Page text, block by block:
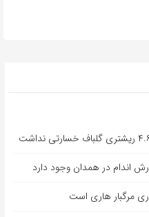
اندام در همدان وجود دارد
مرگبار هاری است